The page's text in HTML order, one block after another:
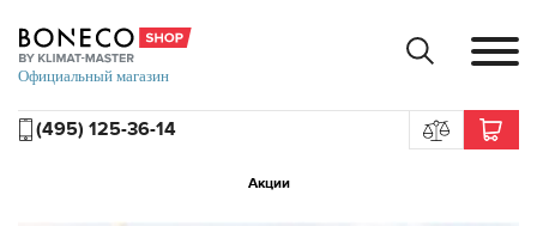
(495) 125-36-14
Акции